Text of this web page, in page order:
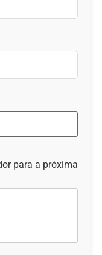
para a próxima